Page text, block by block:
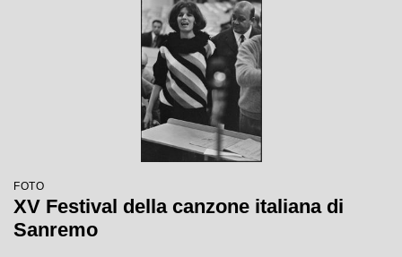
FOTO
XV Festival della canzone italiana di
Sanremo